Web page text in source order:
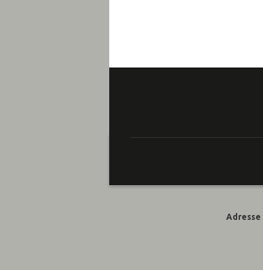
Adresse